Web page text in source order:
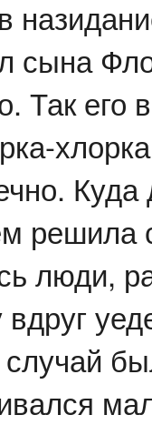
сына
Так его
решила
люди,
случай